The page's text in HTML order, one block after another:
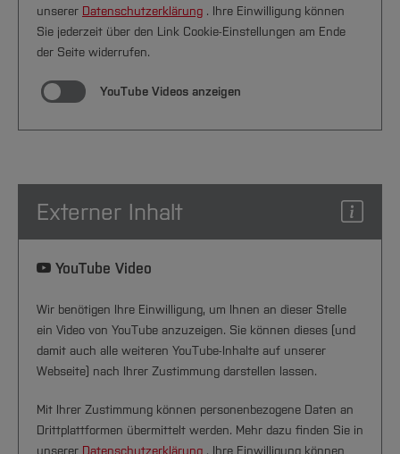
unserer Datenschutzerklärung . Ihre Einwilligung können
Sie jederzeit über den Link Cookie-Einstellungen am Ende
der Seite widerrufen.
YouTube Videos anzeigen
Externer Inhalt
YouTube Video
Wir benötigen Ihre Einwilligung, um Ihnen an dieser Stelle
ein Video von YouTube anzuzeigen. Sie können dieses (und
damit auch alle weiteren YouTube-Inhalte auf unserer
Webseite) nach Ihrer Zustimmung darstellen lassen.
Mit Ihrer Zustimmung können personenbezogene Daten an
Drittplattformen übermittelt werden. Mehr dazu finden Sie in
unserer Datenschutzerklärung . Ihre Einwilligung können